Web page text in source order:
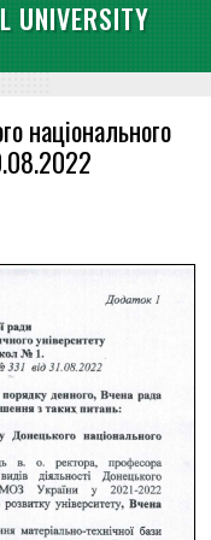
UNIVERSITY
національного